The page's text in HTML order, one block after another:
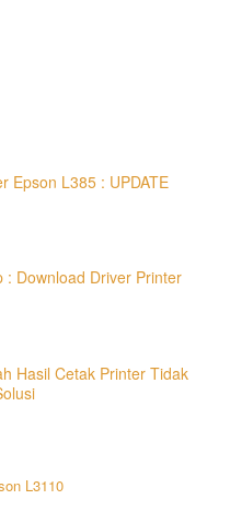
Epson L385 : UPDATE
: Download Driver Printer
Hasil Cetak Printer Tidak
L3110